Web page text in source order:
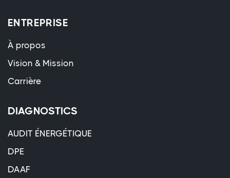
ENTREPRISE
À propos
Vision & Mission
Carrière
DIAGNOSTICS
AUDIT ÉNERGÉTIQUE
DPE
DAAF